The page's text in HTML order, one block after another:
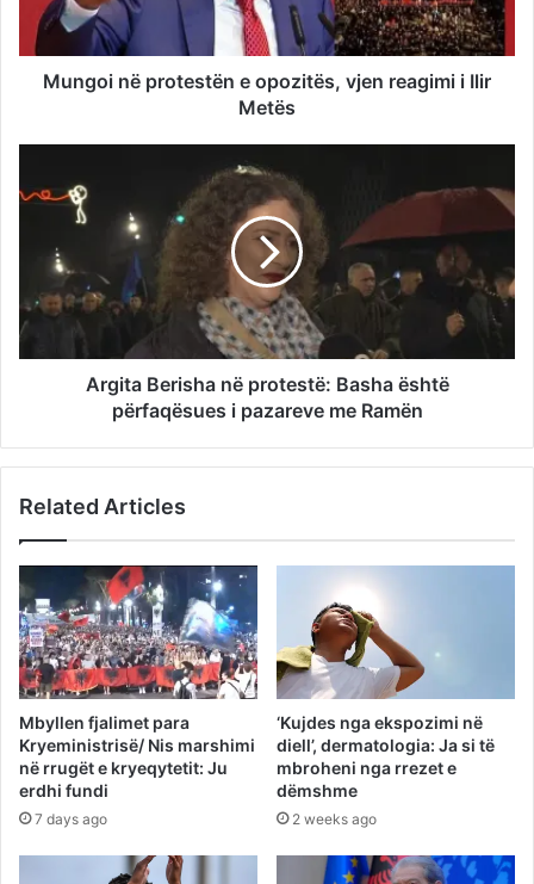
Mungoi në protestën e opozitës, vjen reagimi i Ilir
Metës
Argita Berisha në protestë: Basha është
përfaqësues i pazareve me Ramën
Related Articles
Mbyllen fjalimet para
Kryeministrisë/ Nis marshimi
në rrugët e kryeqytetit: Ju
erdhi fundi
7 days ago
‘Kujdes nga ekspozimi në
diell’, dermatologia: Ja si të
mbroheni nga rrezet e
dëmshme
2 weeks ago